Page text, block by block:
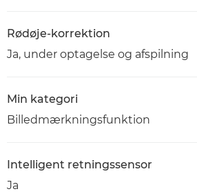
Rødøje-korrektion
Ja, under optagelse og afspilning
Min kategori
Billedmærkningsfunktion
Intelligent retningssensor
Ja